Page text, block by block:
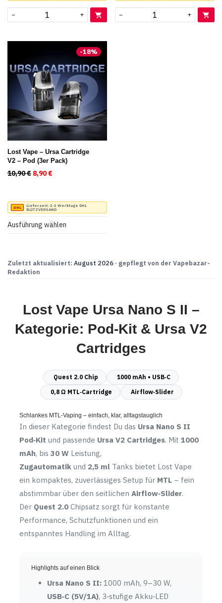
− + − +
-18%
Lost Vape – Ursa Cartridge
V2 – Pod (3er Pack)
10,90€ Ursprünglicher Preis war: 10,90 €
8,90€
Lieferzeit: 1-2 Werktage DHL
BLITZVERSAND
Ausführung wählen
Dieses
Produkt
Varianten
auf.
Optionen
können
auf
Zuletzt aktualisiert: August 2026 · gepflegt von der Vapebazar-
Redaktion
Lost Vape Ursa Nano S II –
Kategorie: Pod‑Kit & Ursa V2
Cartridges
Quest 2.0 Chip
1000 mAh • USB‑C
0,8 Ω MTL‑Cartridge
Airflow‑Slider
Schlankes MTL‑Vaping – einfach, klar, alltagstauglich
In dieser Kategorie findest Du das Ursa Nano S II
Pod‑Kit und passende Ursa V2 Cartridges. Mit 1000
mAh, bis 30 W Leistung,
Zugautomatik und 2,5 ml Tanks bietet Lost Vape
ein kompaktes, zuverlässiges Setup für MTL – fein
abstimmbar über den seitlichen Airflow‑Slider.
Der Quest 2.0 Chipsatz sorgt für konstante
Performance, Schutzfunktionen und ein
entspanntes Handling im Alltag.
Highlights auf einen Blick
Ursa Nano S II: 1000 mAh, 9–30 W,
USB‑C (5V/1A), 3‑stufige Akku‑LED